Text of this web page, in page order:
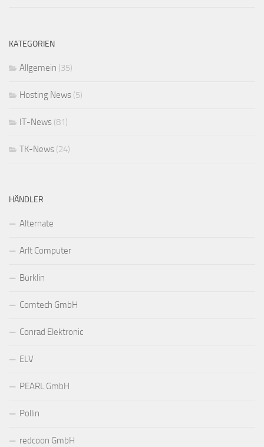
KATEGORIEN
Allgemein (35)
Hosting News (5)
IT-News (81)
TK-News (24)
HÄNDLER
Alternate
Arlt Computer
Bürklin
Comtech GmbH
Conrad Elektronic
ELV
PEARL GmbH
Pollin
redcoon GmbH